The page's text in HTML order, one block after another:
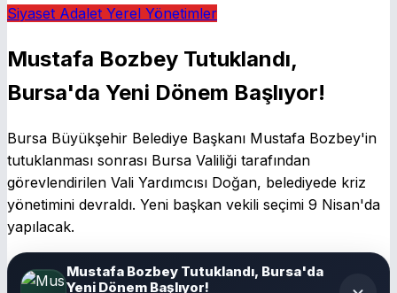
Siyaset Adalet Yerel Yönetimler
Mustafa Bozbey Tutuklandı,
Bursa'da Yeni Dönem Başlıyor!
Bursa Büyükşehir Belediye Başkanı Mustafa Bozbey'in
tutuklanması sonrası Bursa Valiliği tarafından
görevlendirilen Vali Yardımcısı Doğan, belediyede kriz
yönetimini devraldı. Yeni başkan vekili seçimi 9 Nisan'da
yapılacak.
Mustafa Bozbey Tutuklandı, Bursa'da
Yeni Dönem Başlıyor!